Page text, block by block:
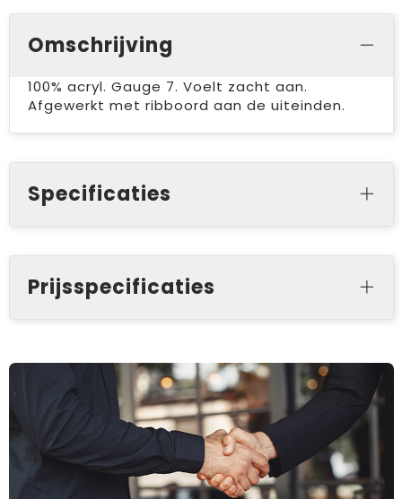
Omschrijving
100% acryl. Gauge 7. Voelt zacht aan.
Afgewerkt met ribboord aan de uiteinden.
Specificaties
Prijsspecificaties